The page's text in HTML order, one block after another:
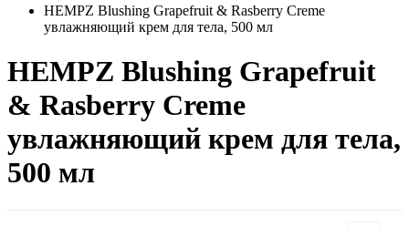
HEMPZ Blushing Grapefruit & Rasberry Creme
увлажняющий крем для тела, 500 мл
HEMPZ Blushing Grapefruit
& Rasberry Creme
увлажняющий крем для тела,
500 мл